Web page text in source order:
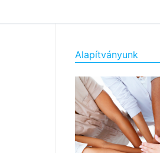
Alapítványunk